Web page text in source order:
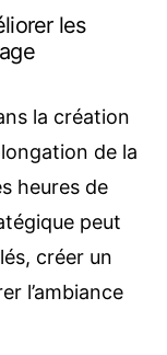
les
la création
de la
heures de
peut
créer un
l’ambiance